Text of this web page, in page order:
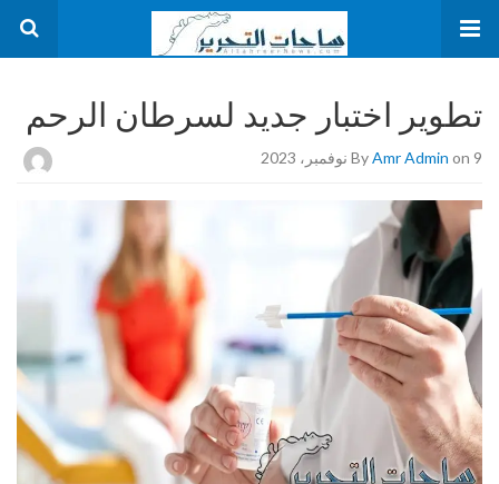
تطوير اختبار جديد لسرطان الرحم
ByAmr Admin on 9 نوفمبر، 2023